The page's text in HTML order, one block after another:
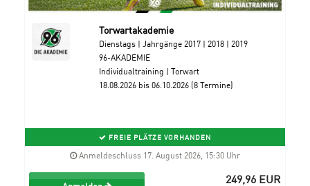
Torwartakademie
Dienstags | Jahrgänge 2017 | 2018 | 2019
96-AKADEMIE
Individualtraining | Torwart
18.08.2026 bis 06.10.2026 (8 Termine)
FREIE PLÄTZE VORHANDEN
Anmeldeschluss 17. August 2026, 15:30 Uhr
249,96 EUR